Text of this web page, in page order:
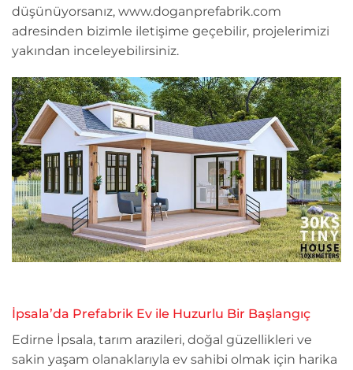
düşünüyorsanız, www.doganprefabrik.com
adresinden bizimle iletişime geçebilir, projelerimizi
yakından inceleyebilirsiniz.
İpsala’da Prefabrik Ev ile Huzurlu Bir Başlangıç
Edirne İpsala, tarım arazileri, doğal güzellikleri ve
sakin yaşam olanaklarıyla ev sahibi olmak için harika